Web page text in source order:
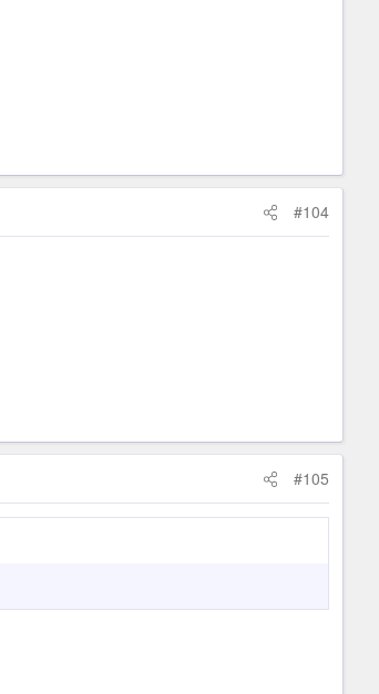
#104
#105